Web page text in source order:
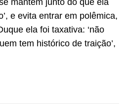
mantém junto do que ela
e evita entrar em polêmica,
ela foi taxativa: ‘não
tem histórico de traição’,